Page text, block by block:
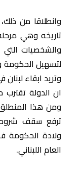
وانطلاقا من
تاريخه وهي
والشخصيات
لتسهيل الحكومة
وتريد ابقاء
ان الدولة
ومن هذا
ترفع سقف
ولادة الحكومة
العام اللبناني.